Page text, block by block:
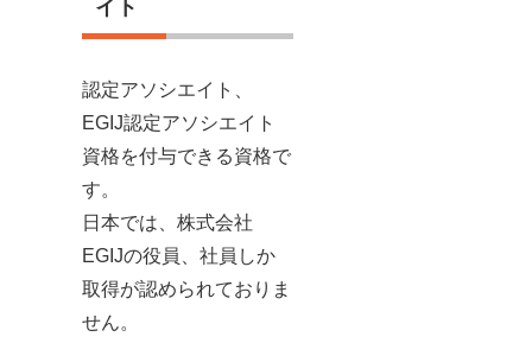
イト
認定アソシエイト、
EGIJ認定アソシエイト
資格を付与できる資格で
す。
日本では、株式会社
EGIJの役員、社員しか
取得が認められておりま
せん。